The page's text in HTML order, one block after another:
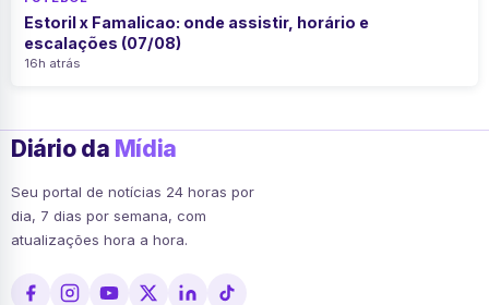
Estoril x Famalicao: onde assistir, horário e
escalações (07/08)
16h atrás
Diário da Mídia
Seu portal de notícias 24 horas por
dia, 7 dias por semana, com
atualizações hora a hora.